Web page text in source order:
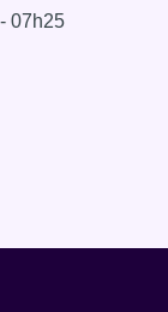
- 07h25